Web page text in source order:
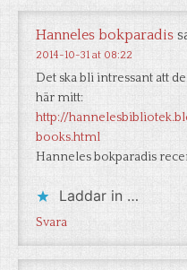
Hanneles bokparadis
2014-10-31 at 08:22
Det ska bli intressant att
här mitt:
http://
books.html
Hanneles bokparadis
Laddar in …
Svara